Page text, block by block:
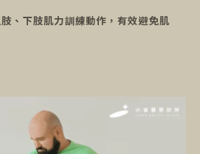
、下肢肌力訓練動作，有效避免肌